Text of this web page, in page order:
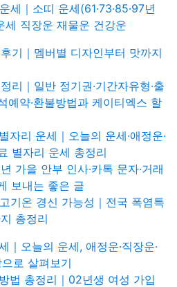
｜소띠 운세(61·73·85·97년
직장운 재물운 건강운
기｜멤버별 디자인부터 맛까지
리｜일반 정기권·기간자유형·출
예약·환불방법과 케이티엑스 할
리 운세｜오늘의 운세·애정운·
별자리 운세 총정리
가을 안부 인사·카톡 문자·거래
보내는 좋은 글
기온 경신 가능성｜전국 폭염특
총정리
오늘의 운세, 애정운·직장운·
로 살펴보기
법 총정리｜02년생 여성 가입